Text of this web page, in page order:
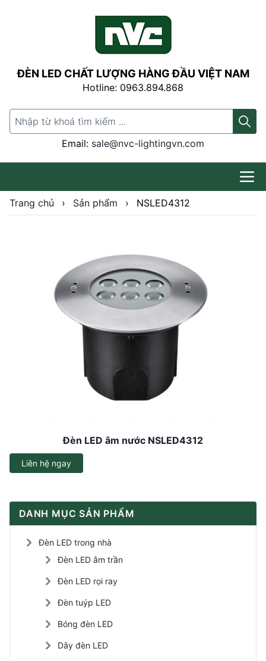
ĐÈN LED CHẤT LƯỢNG HÀNG ĐẦU VIỆT NAM
Hotline: 0963.894.868
Search for:
Email: sale@nvc-lightingvn.com
Trang chủ › Sản phẩm › NSLED4312
Đèn LED âm nước NSLED4312
Liên hệ ngay
DANH MỤC SẢN PHẨM
Đèn LED trong nhà
Đèn LED âm trần
Đèn LED rọi ray
Đèn tuýp LED
Bóng đèn LED
Dây đèn LED